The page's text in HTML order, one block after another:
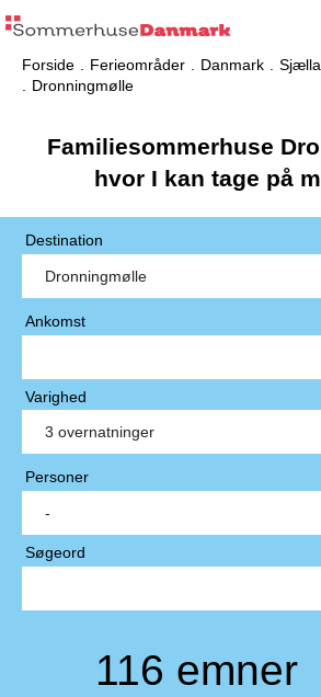
Forside Ferieområder Danmark
Dronningmølle
Familiesommerhuse
hvor I kan tage på
Destination
Ankomst
Varighed
Personer
Søgeord
116 emner